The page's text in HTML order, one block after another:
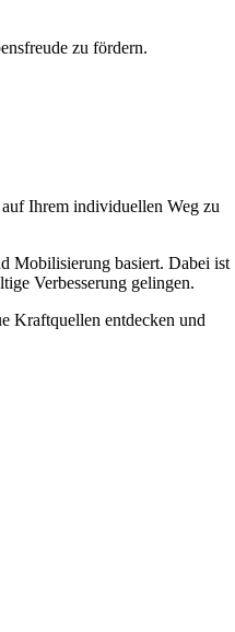
zu fördern.
Ihrem individuellen Weg zu
Mobilisierung basiert. Dabei ist
Verbesserung gelingen.
Kraftquellen entdecken und